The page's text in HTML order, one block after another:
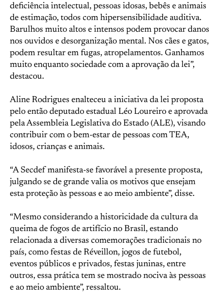
deficiência intelectual, pessoas idosas, bebês e animais
de estimação, todos com hipersensibilidade auditiva.
Barulhos muito altos e intensos podem provocar danos
nos ouvidos e desorganização mental. Nos cães e gatos,
podem resultar em fugas, atropelamentos. Ganhamos
muito enquanto sociedade com a aprovação da lei”,
destacou.
Aline Rodrigues enalteceu a iniciativa da lei proposta
pelo então deputado estadual Léo Loureiro e aprovada
pela Assembleia Legislativa do Estado (ALE), visando
contribuir com o bem-estar de pessoas com TEA,
idosos, crianças e animais.
“A Secdef manifesta-se favorável a presente proposta,
julgando se de grande valia os motivos que ensejam
esta proteção às pessoas e ao meio ambiente”, disse.
“Mesmo considerando a historicidade da cultura da
queima de fogos de artifício no Brasil, estando
relacionada a diversas comemorações tradicionais no
país, como festas de Réveillon, jogos de futebol,
eventos públicos e privados, festas juninas, entre
outros, essa prática tem se mostrado nociva às pessoas
e ao meio ambiente”, ressaltou.